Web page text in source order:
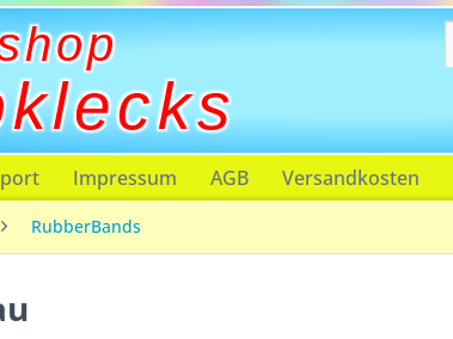
Impressum AGB Versandkosten
RubberBands